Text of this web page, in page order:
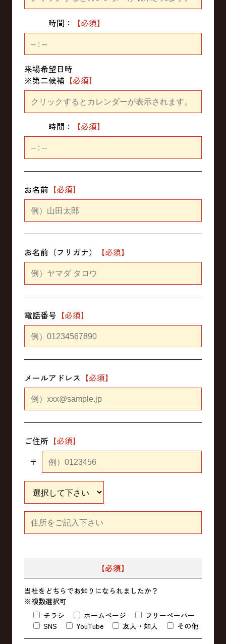
時間：
来場希望日時
※第二候補
時間：
お名前
お名前（フリガナ）
電話番号
メールアドレス
ご住所
〒
【必須】
当社をどちらでお知りになられましたか？
※複数選択可
チラシ
ホームページ
フリーペーパー
SNS
YouTube 友人・知人 その他